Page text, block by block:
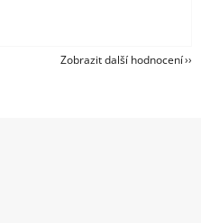
Zobrazit další hodnocení